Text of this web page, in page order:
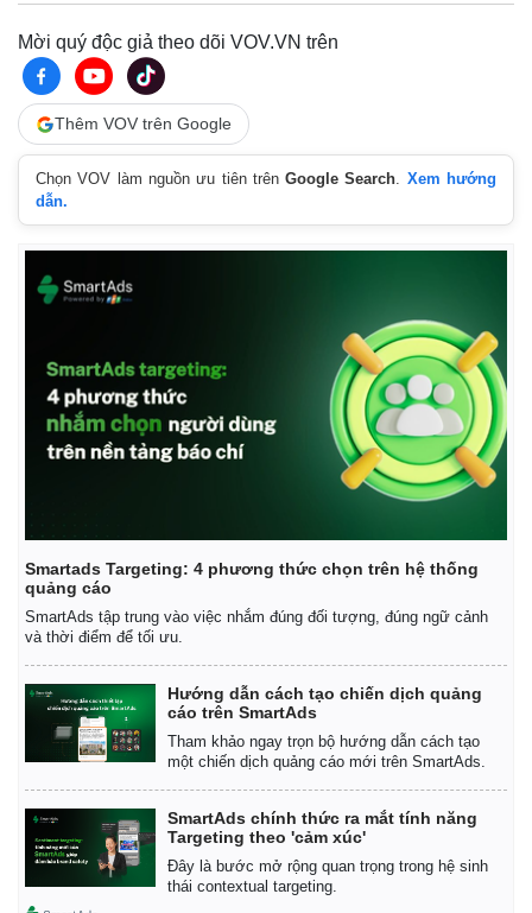
Mời quý độc giả theo dõi VOV.VN trên
Thêm VOV trên Google
Chọn VOV làm nguồn ưu tiên trênGoogle Search. Xem hướng
dẫn.
Smartads Targeting: 4 phương thức chọn trên hệ thống
quảng cáo
SmartAds tập trung vào việc nhắm đúng đối tượng, đúng ngữ cảnh
và thời điểm để tối ưu.
Hướng dẫn cách tạo chiến dịch quảng
cáo trên SmartAds
Tham khảo ngay trọn bộ hướng dẫn cách tạo
một chiến dịch quảng cáo mới trên SmartAds.
SmartAds chính thức ra mắt tính năng
Targeting theo 'cảm xúc'
Đây là bước mở rộng quan trọng trong hệ sinh
thái contextual targeting.